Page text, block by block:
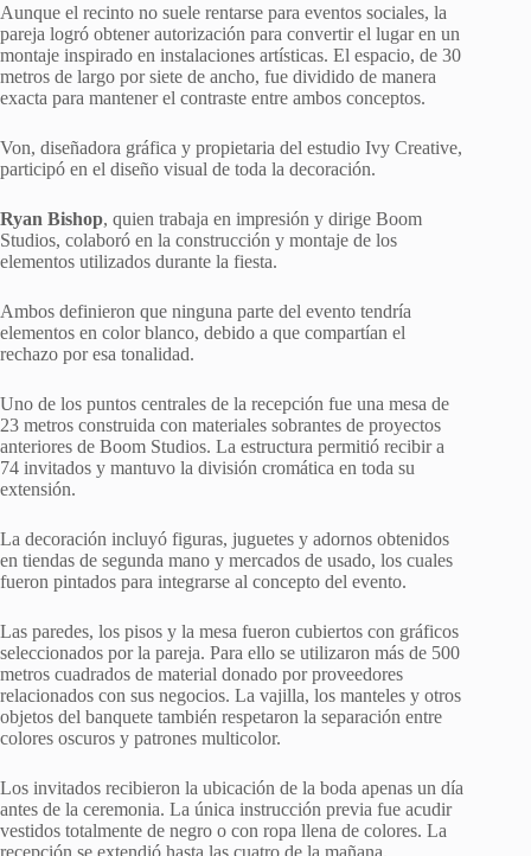
Aunque el recinto no suele rentarse para eventos sociales, la
pareja logró obtener autorización para convertir el lugar en un
montaje inspirado en instalaciones artísticas. El espacio, de 30
metros de largo por siete de ancho, fue dividido de manera
exacta para mantener el contraste entre ambos conceptos.
Von, diseñadora gráfica y propietaria del estudio Ivy Creative,
participó en el diseño visual de toda la decoración.
Ryan Bishop, quien trabaja en impresión y dirige Boom
Studios, colaboró en la construcción y montaje de los
elementos utilizados durante la fiesta.
Ambos definieron que ninguna parte del evento tendría
elementos en color blanco, debido a que compartían el
rechazo por esa tonalidad.
Uno de los puntos centrales de la recepción fue una mesa de
23 metros construida con materiales sobrantes de proyectos
anteriores de Boom Studios. La estructura permitió recibir a
74 invitados y mantuvo la división cromática en toda su
extensión.
La decoración incluyó figuras, juguetes y adornos obtenidos
en tiendas de segunda mano y mercados de usado, los cuales
fueron pintados para integrarse al concepto del evento.
Las paredes, los pisos y la mesa fueron cubiertos con gráficos
seleccionados por la pareja. Para ello se utilizaron más de 500
metros cuadrados de material donado por proveedores
relacionados con sus negocios. La vajilla, los manteles y otros
objetos del banquete también respetaron la separación entre
colores oscuros y patrones multicolor.
Los invitados recibieron la ubicación de la boda apenas un día
antes de la ceremonia. La única instrucción previa fue acudir
vestidos totalmente de negro o con ropa llena de colores. La
recepción se extendió hasta las cuatro de la mañana.